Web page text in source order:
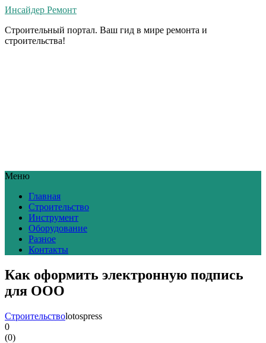
Инсайдер Ремонт
Строительный портал. Ваш гид в мире ремонта и
строительства!
Меню
Главная
Строительство
Инструмент
Оборудование
Разное
Контакты
Как оформить электронную подпись
для ООО
Строительствоlotospress
0
(0)